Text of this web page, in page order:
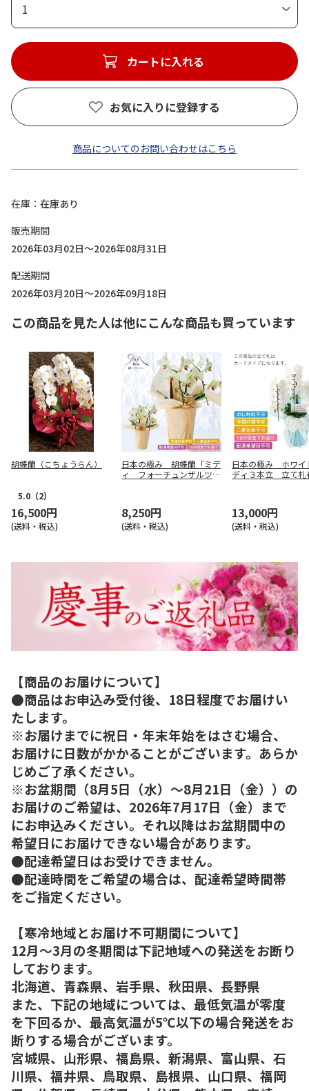
1
カートに入れる
お気に入りに登録する
商品についてのお問い合わせはこちら
在庫
在庫あり
販売期間
2026年03月02日～2026年08月31日
配送期間
2026年03月20日～2026年09月18日
この商品を見た人は他にこんな商品も買っています
胡蝶蘭（こちょうらん）
5.0 （2）
16,500円
(送料・税込)
日本の極み 胡蝶蘭「ミデ
ィ フォーチュンザルツマ
8,250円
(送料・税込)
日本の極み ホワ
ディ３本立 立て札
13,000円
(送料・税込)
【商品のお届けについて】
●商品はお申込み受付後、18日程度でお届けい
たします。
※お届けまでに祝日・年末年始をはさむ場合、
お届けに日数がかかることがございます。あらか
じめご了承ください。
※お盆期間（8月5日（水）～8月21日（金））の
お届けのご希望は、2026年7月17日（金）まで
にお申込みください。それ以降はお盆期間中の
希望日にお届けできない場合があります。
●配達希望日はお受けできません。
●配達時間をご希望の場合は、配達希望時間帯
をご指定ください。
【寒冷地域とお届け不可期間について】
12月～3月の冬期間は下記地域への発送をお断り
しております。
北海道、青森県、岩手県、秋田県、長野県
また、下記の地域については、最低気温が零度
を下回るか、最高気温が5℃以下の場合発送をお
断りする場合がございます。
宮城県、山形県、福島県、新潟県、富山県、石
川県、福井県、鳥取県、島根県、山口県、福岡